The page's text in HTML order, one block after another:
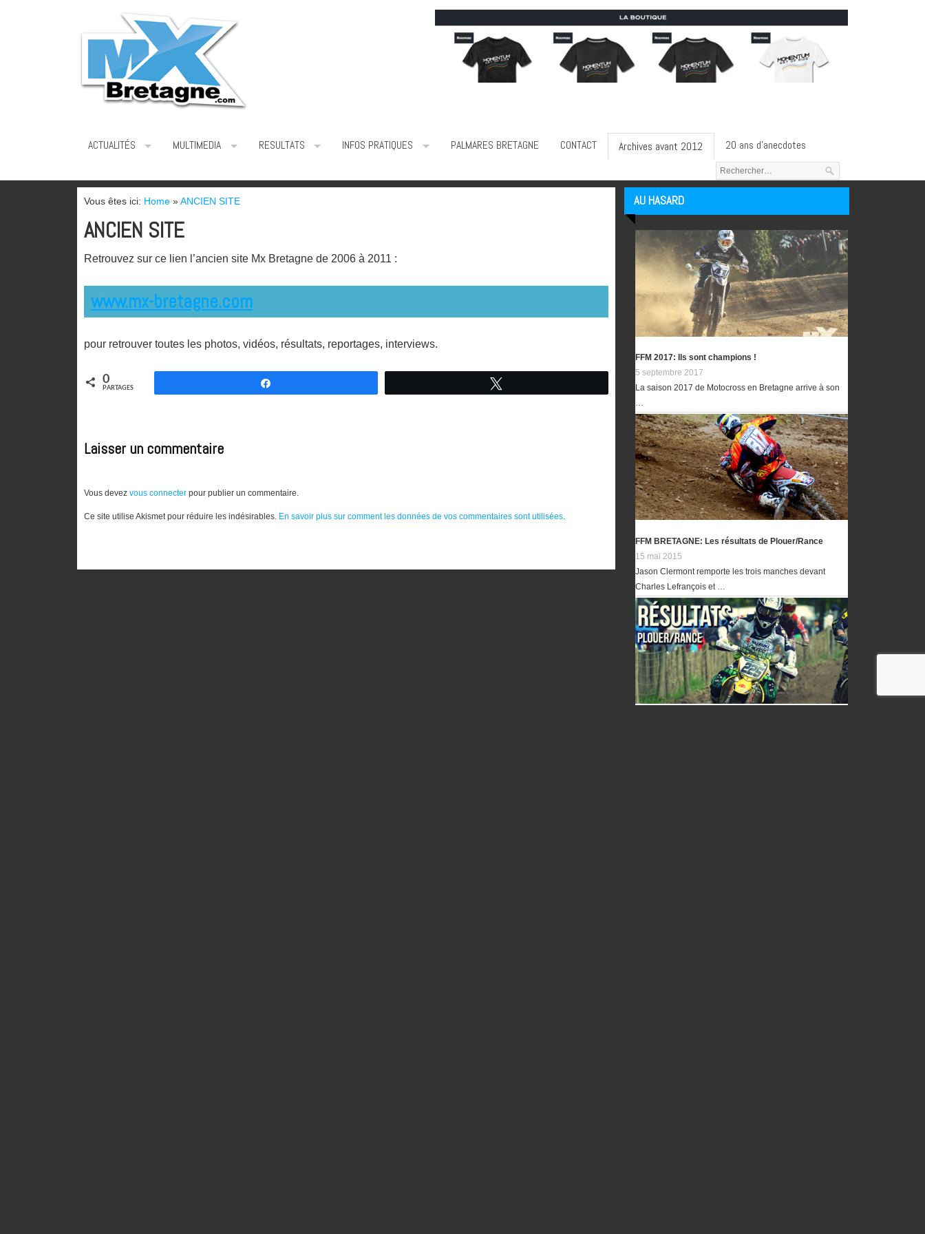
ACTUALITÉS MULTIMEDIA RESULTATS INFOS PRATIQUES PALMARES BRETAGNE CONTACT Archives avant 2012 20 ans d’anecdotes
Vous êtes ici: Home » ANCIEN SITE
ANCIEN SITE
Retrouvez sur ce lien l’ancien site Mx Bretagne de 2006 à 2011 :
www.mx-bretagne.com
pour retrouver toutes les photos, vidéos, résultats, reportages, interviews.
0
PARTAGES
Laisser un commentaire
Vous devez vous connecter pour publier un commentaire.
Ce site utilise Akismet pour réduire les indésirables. En savoir plus sur comment les données de vos commentaires sont utilisées.
AU HASARD
Articles au hasard
FFM 2017: Ils sont champions !
5 septembre 2017
La saison 2017 de Motocross en Bretagne arrive à son
…
FFM BRETAGNE: Les résultats de Plouer/Rance
15 mai 2015
Jason Clermont remporte les trois manches devant
Charles Lefrançois et …